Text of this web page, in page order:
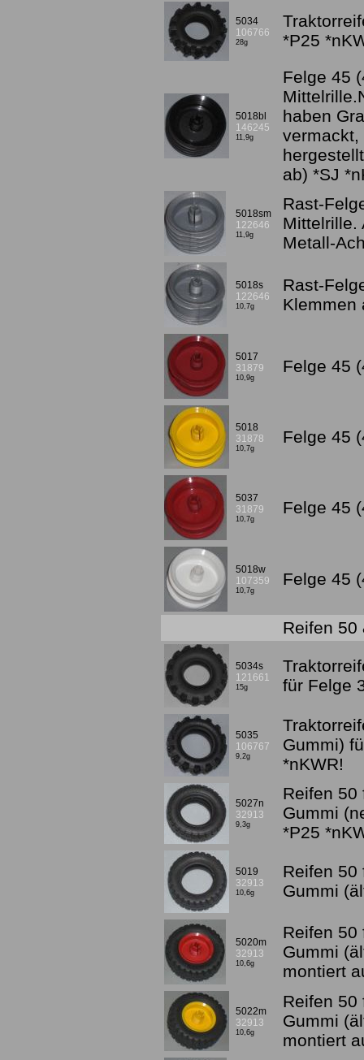
5034
106766
28g
*P25
5018bl
146245
11,9g
Felge 45
haben
vermackt,
ab) *SJ
5018sm
122646
11,9g
Rast-
Mittelrille.
Metall-
5018s
122646
10,7g
Rast-
Klemmen
5017
31879
10,9g
Felge 45
5018
31878
10,7g
Felge 45
5037
31879
10,7g
Felge 45
5018w
107359
10,7g
Felge 45
Reifen 50
5034s
121661
15g
für Felge
5035
106767
9,2g
Gummi)
*nKWR!
5027n
32913
9,3g
Reifen 50
Gummi
*P25
5019
32913
10,6g
Reifen 50
Gummi
5020m
32913
10,6g
Reifen 50
Gummi
montiert
5022m
32913
10,6g
Reifen 50
Gummi
montiert